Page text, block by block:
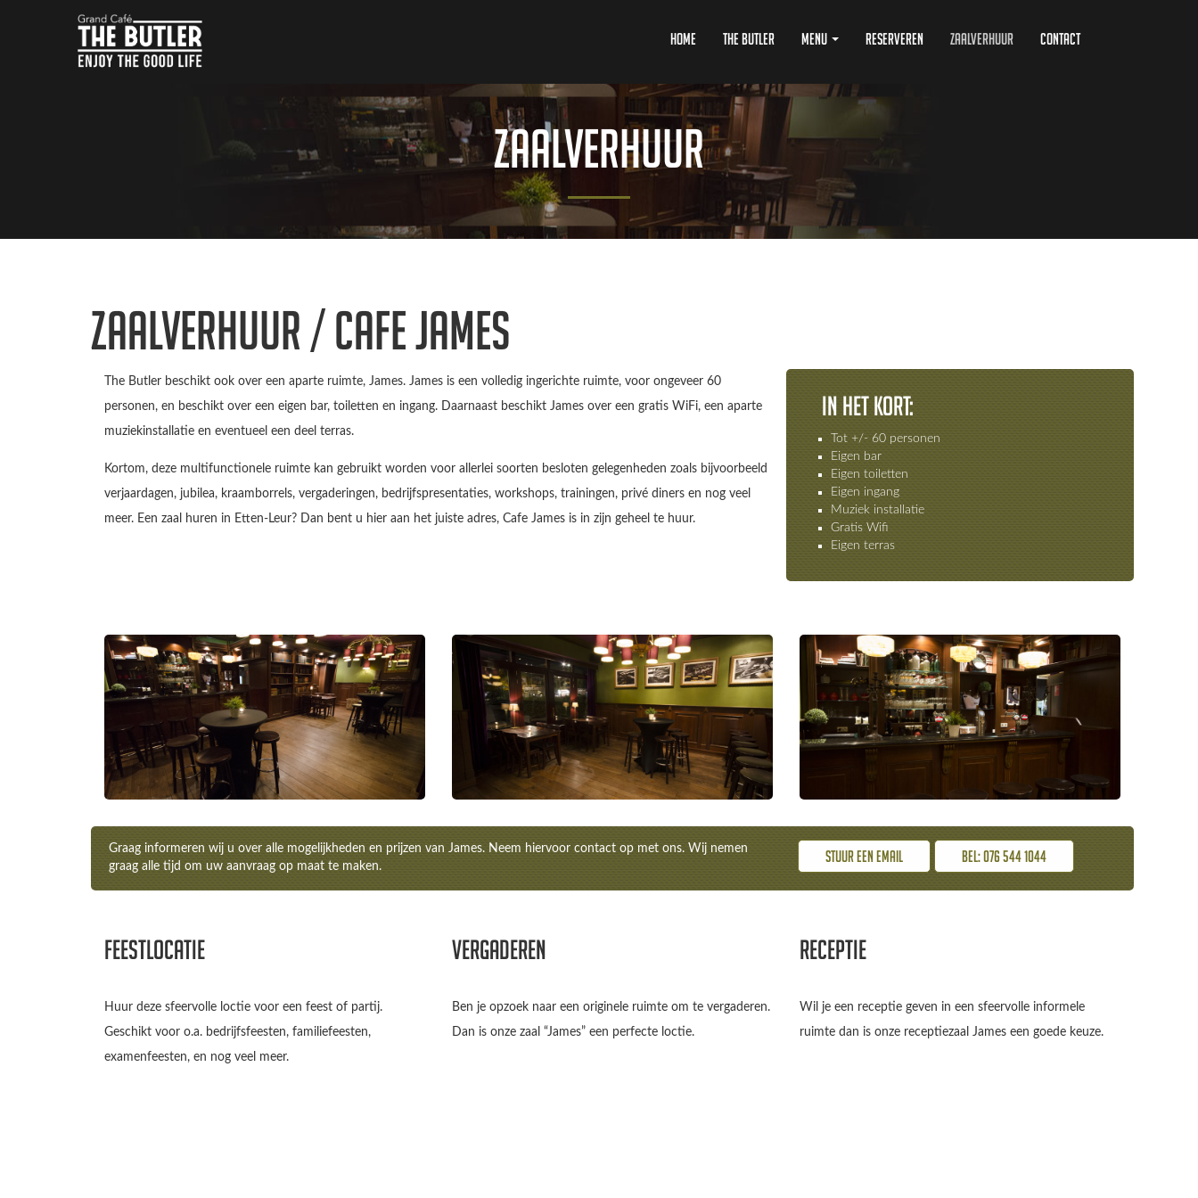
Home The Butler Menu Reserveren Zaalverhuur Contact
Zaalverhuur
Zaalverhuur / Cafe James
The Butler beschikt ook over een aparte ruimte, James. James is een volledig ingerichte ruimte, voor ongeveer 60
personen, en beschikt over een eigen bar, toiletten en ingang. Daarnaast beschikt James over een gratis WiFi, een aparte
muziekinstallatie en eventueel een deel terras.
Kortom, deze multifunctionele ruimte kan gebruikt worden voor allerlei soorten besloten gelegenheden zoals bijvoorbeeld
verjaardagen, jubilea, kraamborrels, vergaderingen, bedrijfspresentaties, workshops, trainingen, privé diners en nog veel
meer. Een zaal huren in Etten-Leur? Dan bent u hier aan het juiste adres, Cafe James is in zijn geheel te huur.
In het kort:
Tot +/- 60 personen
Eigen bar
Eigen toiletten
Eigen ingang
Muziek installatie
Gratis Wifi
Eigen terras
Graag informeren wij u over alle mogelijkheden en prijzen van James. Neem hiervoor contact op met ons. Wij nemen
graag alle tijd om uw aanvraag op maat te maken.
Stuur een email Bel: 076 544 1044
Feestlocatie
Huur deze sfeervolle loctie voor een feest of partij.
Geschikt voor o.a. bedrijfsfeesten, familiefeesten,
examenfeesten, en nog veel meer.
Vergaderen
Ben je opzoek naar een originele ruimte om te vergaderen.
Dan is onze zaal “James” een perfecte loctie.
Receptie
Wil je een receptie geven in een sfeervolle informele
ruimte dan is onze receptiezaal James een goede keuze.